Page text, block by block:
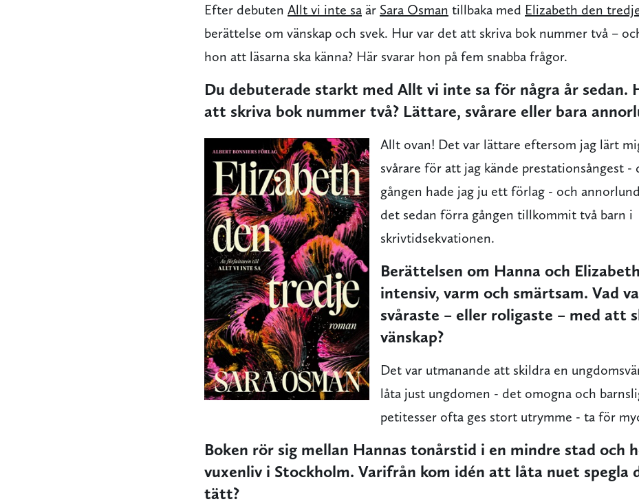
Efter debuten Allt vi inte sa är Sara Osman tillbaka med Elizabeth den
berättelse om vänskap och svek. Hur var det att skriva bok nummer två –
hon att läsarna ska känna? Här svarar hon på fem snabba frågor.
Du debuterade starkt med Allt vi inte sa för några år sedan.
att skriva bok nummer två? Lättare, svårare eller bara
Allt ovan! Det var lättare eftersom jag lärt
svårare för att jag kände prestationsångest -
gången hade jag ju ett förlag - och
det sedan förra gången tillkommit två barn i
skrivtidsekvationen.
Berättelsen om Hanna och
intensiv, varm och smärtsam. Vad
svåraste – eller roligaste – med att
vänskap?
Det var utmanande att skildra en
låta just ungdomen - det omogna och
petitesser ofta ges stort utrymme - ta för
Boken rör sig mellan Hannas tonårstid i en mindre stad och
vuxenliv i Stockholm. Varifrån kom idén att låta nuet spegla
tätt?